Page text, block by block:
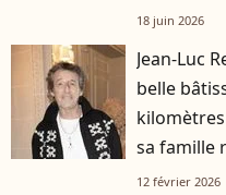
18 juin 2026
Jean-Luc
belle
sa famille
12 février 2026